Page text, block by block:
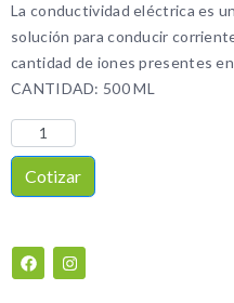
La conductividad eléctrica es
solución para conducir
cantidad de iones presentes
CANTIDAD: 500 ML
Cotizar